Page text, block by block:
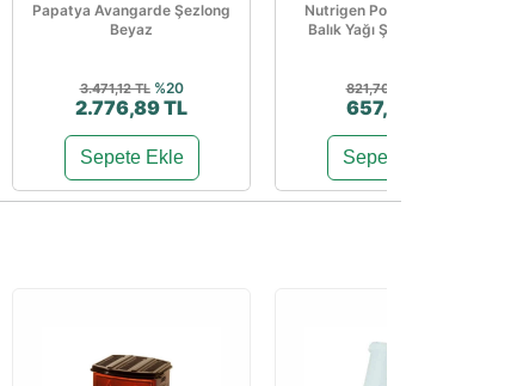
Papatya Avangarde Şezlong
Beyaz
3.471,12 TL %20
2.776,89 TL
Sepete Ekle
Nutrigen Portakal Aromalı
Balık Yağı Şurubu 200 Ml
821,70 TL
657,36 TL
Sepete Ekle